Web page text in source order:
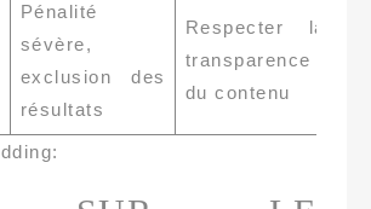
Pénalité
sévère,
exclusion des
résultats
Respecter la
transparence
du contenu